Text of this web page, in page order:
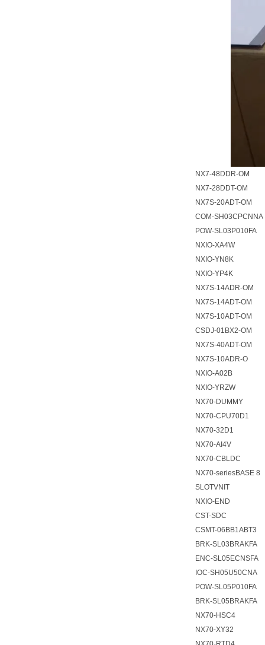
NX7-48DDR-OM
NX7-28DDT-OM
NX7S-20ADT-OM
COM-SH03CPCNNA
POW-SL03P010FA
NXIO-XA4W
NXIO-YN8K
NXIO-YP4K
NX7S-14ADR-OM
NX7S-14ADT-OM
NX7S-10ADT-OM
CSDJ-01BX2-OM
NX7S-40ADT-OM
NX7S-10ADR-O
NXIO-A02B
NXIO-YRZW
NX70-DUMMY
NX70-CPU70D1
NX70-32D1
NX70-AI4V
NX70-CBLDC
NX70-seriesBASE 8
SLOTVNIT
NXIO-END
CST-SDC
CSMT-06BB1ABT3
BRK-SL03BRAKFA
ENC-SL05ECNSFA
IOC-SH05U50CNA
POW-SL05P010FA
BRK-SL05BRAKFA
NX70-HSC4
NX70-XY32